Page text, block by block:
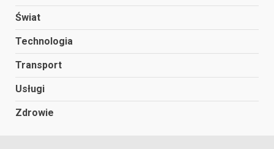
Świat
Technologia
Transport
Usługi
Zdrowie